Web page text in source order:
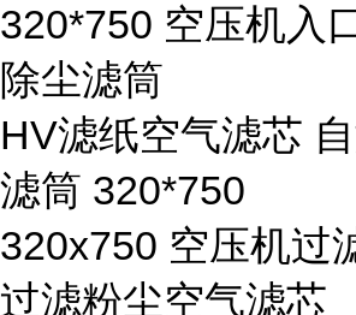
320*750 空压机入
除尘滤筒
HV滤纸空气滤芯
滤筒 320*750
320x750 空压机过
过滤粉尘空气滤芯